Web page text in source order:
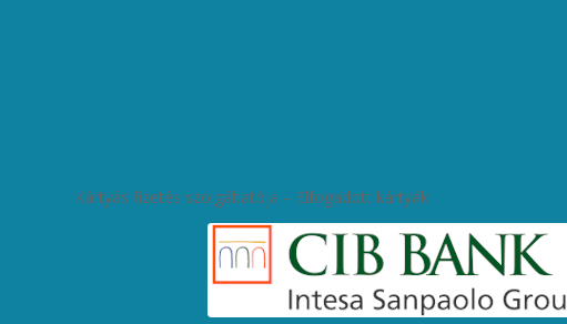
Kártyás fizetés szolgáltatója – Elfogadott kártyák